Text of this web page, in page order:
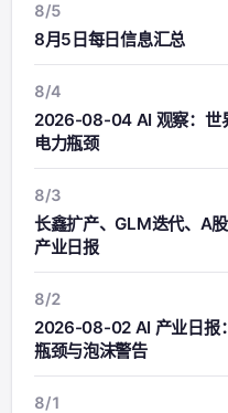
8/5
8月5日每日信息汇总
8/4
2026-08-04 AI 观察：世
电力瓶颈
8/3
长鑫扩产、GLM迭代、A
产业日报
8/2
2026-08-02 AI 产业日报
瓶颈与泡沫警告
8/1